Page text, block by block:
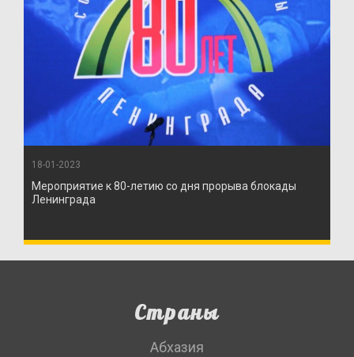
18-01-2023
Мероприятие к 80-летию со дня прорыва блокады
Ленинграда
Страны
Абхазия